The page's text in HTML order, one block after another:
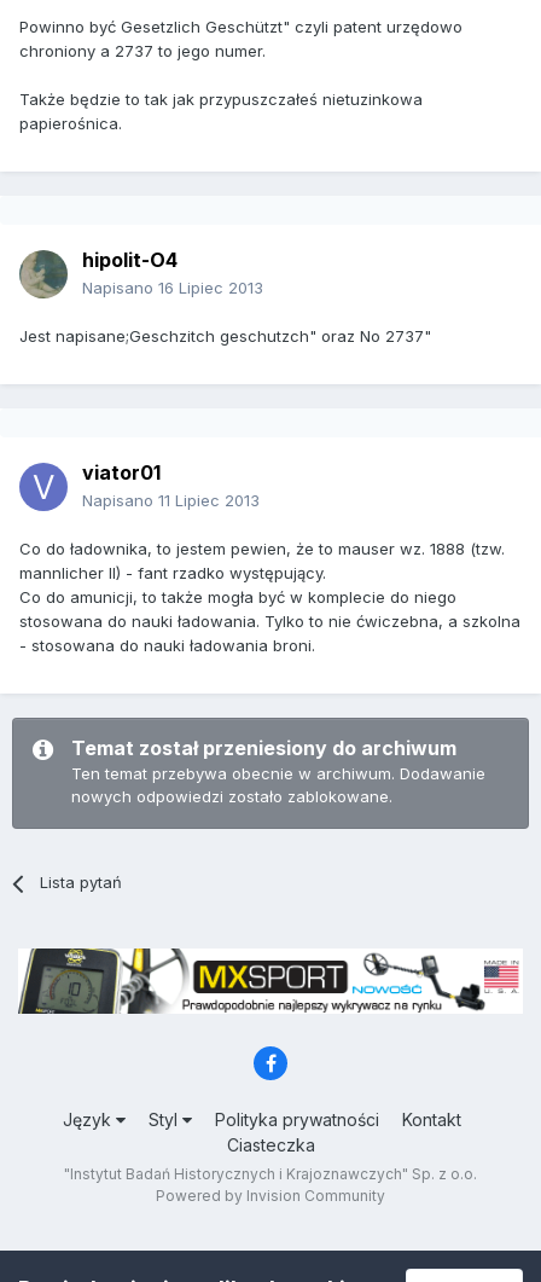
Powinno być Gesetzlich Geschützt" czyli patent urzędowo
chroniony a 2737 to jego numer.
Także będzie to tak jak przypuszczałeś nietuzinkowa
papierośnica.
hipolit-O4
Napisano 16 Lipiec 2013
Jest napisane;Geschzitch geschutzch" oraz No 2737"
viator01
Napisano 11 Lipiec 2013
Co do ładownika, to jestem pewien, że to mauser wz. 1888 (tzw.
mannlicher II) - fant rzadko występujący.
Co do amunicji, to także mogła być w komplecie do niego
stosowana do nauki ładowania. Tylko to nie ćwiczebna, a szkolna
- stosowana do nauki ładowania broni.
Temat został przeniesiony do archiwum
Ten temat przebywa obecnie w archiwum. Dodawanie
nowych odpowiedzi zostało zablokowane.
Lista pytań
Język Styl Polityka prywatności
Kontakt
Ciasteczka
"Instytut Badań Historycznych i Krajoznawczych" Sp. z o.o.
Powered by Invision Community